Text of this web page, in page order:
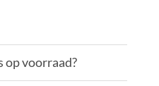
op voorraad?